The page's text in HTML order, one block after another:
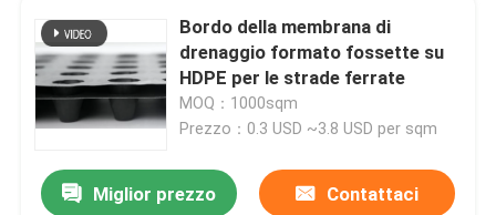
Bordo della membrana di
drenaggio formato fossette su
HDPE per le strade ferrate
MOQ：1000sqm
Prezzo：0.3 USD ~3.8 USD per sqm
Miglior prezzo Contattaci